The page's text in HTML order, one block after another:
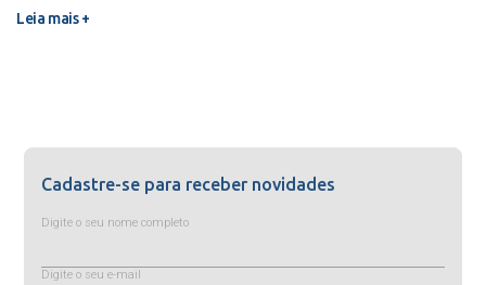
Leia mais +
Cadastre-se para receber novidades
Digite o seu nome completo
Digite o seu e-mail